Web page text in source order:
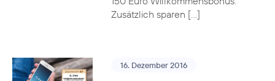
Zusätzlich sparen […]
16. Dezember 2016